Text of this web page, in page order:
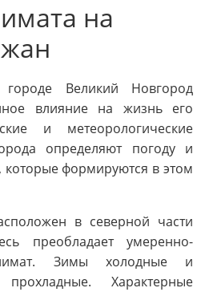
на
Великий Новгород
влияние на жизнь его
и метеорологические
определяют погоду и
формируются в этом
в северной части
преобладает умеренно-
Зимы холодные и
Характерные